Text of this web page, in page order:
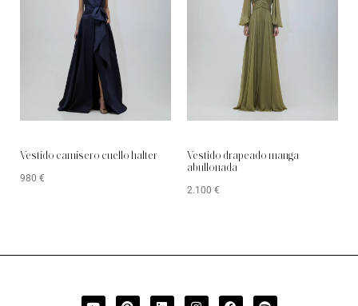
Vestido camisero cuello halter
980 €
Vestido drapeado manga
abullonada
2.100 €